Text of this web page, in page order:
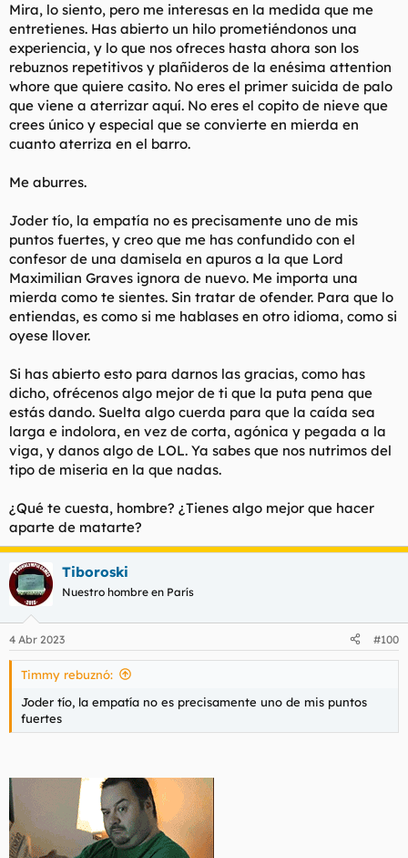
Mira, lo siento, pero me interesas en la medida que me
entretienes. Has abierto un hilo prometiéndonos una
experiencia, y lo que nos ofreces hasta ahora son los
rebuznos repetitivos y plañideros de la enésima attention
whore que quiere casito. No eres el primer suicida de palo
que viene a aterrizar aquí. No eres el copito de nieve que
crees único y especial que se convierte en mierda en
cuanto aterriza en el barro.
Me aburres.
Joder tío, la empatía no es precisamente uno de mis
puntos fuertes, y creo que me has confundido con el
confesor de una damisela en apuros a la que Lord
Maximilian Graves ignora de nuevo. Me importa una
mierda como te sientes. Sin tratar de ofender. Para que lo
entiendas, es como si me hablases en otro idioma, como si
oyese llover.
Si has abierto esto para darnos las gracias, como has
dicho, ofrécenos algo mejor de ti que la puta pena que
estás dando. Suelta algo cuerda para que la caída sea
larga e indolora, en vez de corta, agónica y pegada a la
viga, y danos algo de LOL. Ya sabes que nos nutrimos del
tipo de miseria en la que nadas.
¿Qué te cuesta, hombre? ¿Tienes algo mejor que hacer
aparte de matarte?
Tiboroski
Nuestro hombre en París
4 Abr 2023 #100
Timmy rebuznó:
Joder tío, la empatía no es precisamente uno de mis puntos
fuertes